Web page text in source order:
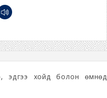
эдүгээ хойд болон өмнөд